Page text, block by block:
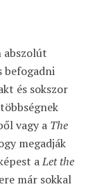
abszolút
befogadni
és sokszor
vagy a The
megadják
aLet the
már sokkal